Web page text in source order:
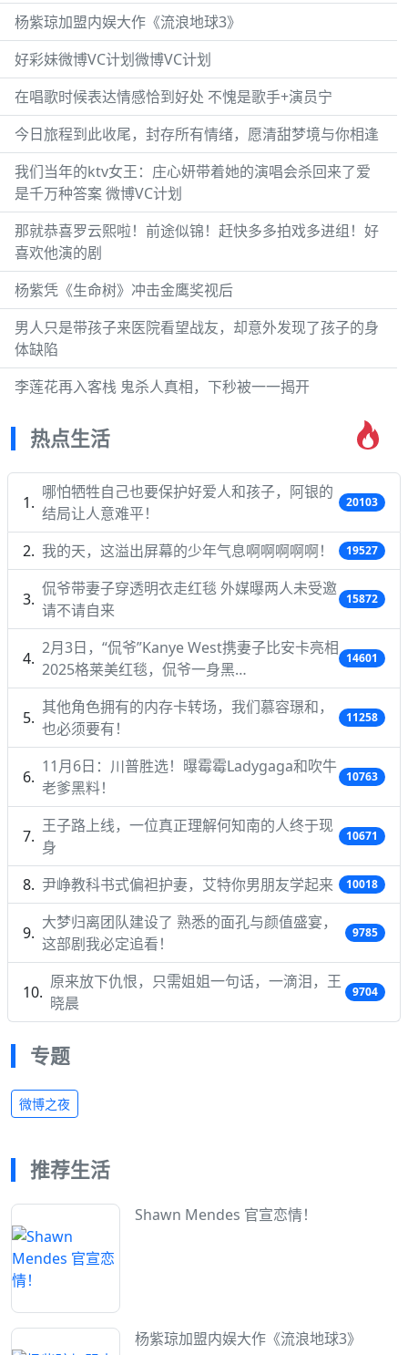
杨紫琼加盟内娱大作《流浪地球3》
好彩妹微博VC计划微博VC计划
在唱歌时候表达情感恰到好处 不愧是歌手+演员宁
今日旅程到此收尾，封存所有情绪，愿清甜梦境与你相逢
我们当年的ktv女王：庄心妍带着她的演唱会杀回来了爱
是千万种答案 微博VC计划
那就恭喜罗云熙啦！前途似锦！赶快多多拍戏多进组！好
喜欢他演的剧
杨紫凭《生命树》冲击金鹰奖视后
男人只是带孩子来医院看望战友，却意外发现了孩子的身
体缺陷
李莲花再入客栈 鬼杀人真相，下秒被一一揭开
热点生活
哪怕牺牲自己也要保护好爱人和孩子，阿银的
结局让人意难平！
20103
我的天，这溢出屏幕的少年气息啊啊啊啊啊！ 19527
侃爷带妻子穿透明衣走红毯 外媒曝两人未受邀
请不请自来
15872
2月3日，“侃爷”Kanye West携妻子比安卡亮相
2025格莱美红毯，侃爷一身黑…
14601
其他角色拥有的内存卡转场，我们慕容璟和，
也必须要有！
11258
11月6日：川普胜选！曝霉霉Ladygaga和吹牛
老爹黑料！
10763
王子路上线，一位真正理解何知南的人终于现
身
10671
尹峥教科书式偏袒护妻，艾特你男朋友学起来 10018
大梦归离团队建设了 熟悉的面孔与颜值盛宴，
这部剧我必定追看！
9785
原来放下仇恨，只需姐姐一句话，一滴泪，王
晓晨
9704
专题
微博之夜
推荐生活
Shawn Mendes 官宣恋情！
杨紫琼加盟内娱大作《流浪地球3》